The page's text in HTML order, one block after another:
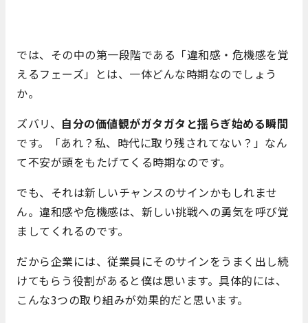
では、その中の第一段階である「違和感・危機感を覚
えるフェーズ」とは、 一体どんな時期なのでしょう
か。
ズバリ、 自分の価値観がガタガタと揺らぎ始める瞬間
です。「あれ？私、時代に取り残されてない？」なん
て不安が頭をもたげてくる時期なのです。
でも、それは新しいチャンスのサインかもしれませ
ん。違和感や危機感は、新しい挑戦への勇気を呼び覚
ましてくれるのです。
だから企業には、従業員にそのサインをうまく出し続
けてもらう役割があると僕は思います。具体的には、
こんな3つの取り組みが効果的だと思います。